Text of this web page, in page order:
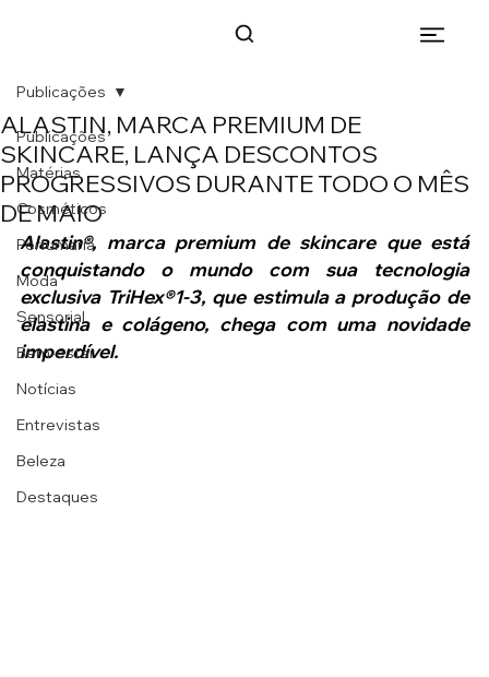
Publicações
Matérias
Cosméticos
Perfumaria
Moda
Sensorial
Bem-estar
Notícias
Entrevistas
Beleza
Destaques
Publicações
ALASTIN, MARCA PREMIUM DE
SKINCARE, LANÇA DESCONTOS
PROGRESSIVOS DURANTE TODO O MÊS
DE MAIO
Alastin®, marca premium de skincare que está
conquistando o mundo com sua tecnologia
exclusiva TriHex®1-3, que estimula a produção de
elastina e colágeno, chega com uma novidade
imperdível.